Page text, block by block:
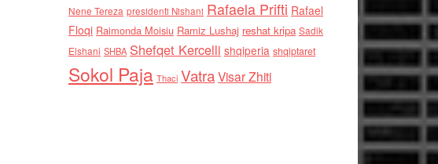
Nene Tereza presidenti Nishani Rafaela Prifti Rafael
Floqi Raimonda Moisiu Ramiz Lushaj reshat kripa Sadik
Elshani SHBA Shefqet Kercelli shqiperia shqiptaret
Sokol Paja Thaci VatraVisar Zhiti